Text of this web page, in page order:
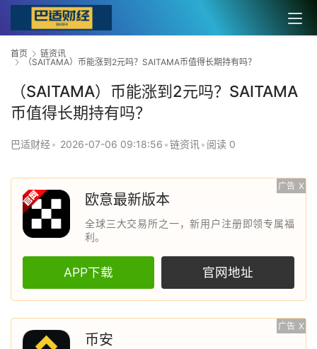
首页
链资讯
（SAITAMA）币能涨到2元吗？SAITAMA币值得长期持有吗？
（SAITAMA）币能涨到2元吗？SAITAMA
币值得长期持有吗？
巴适财经• 2026-07-06 09:18:56 •链资讯• 阅读 0
广告 X
欧意最新版本
全球三大交易所之一，新用户注册即领专属福
利。
APP下载 官网地址
广告 X
币安